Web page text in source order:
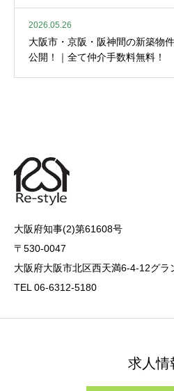
2026.05.26
大阪市・京阪・阪神間の新築物
公開！｜全て仲介手数料無料！
大阪府知事(2)第61608号
〒530-0047
大阪府大阪市北区西天満6-4-12グラ
TEL 06-6312-5180
求人情